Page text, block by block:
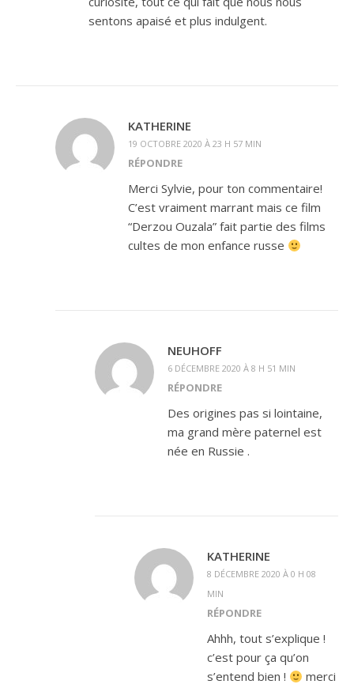
sentons apaisé et plus indulgent.
KATHERINE
19 OCTOBRE 2020 À 23 H 57 MIN
RÉPONDRE
Merci Sylvie, pour ton commentaire!
C’est vraiment marrant mais ce film
“Derzou Ouzala” fait partie des films
cultes de mon enfance russe
NEUHOFF
6 DÉCEMBRE 2020 À 8 H 51 MIN
RÉPONDRE
Des origines pas si lointaine,
ma grand mère paternel est
née en Russie .
KATHERINE
8 DÉCEMBRE 2020 À 0 H 08
MIN
RÉPONDRE
Ahhh, tout s’explique !
c’est pour ça qu’on
s’entend bien !
merci